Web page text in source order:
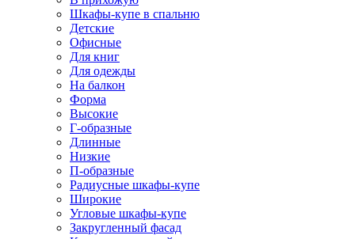
Шкафы-купе в спальню
Детские
Офисные
Для книг
Для одежды
На балкон
Форма
Высокие
Г-образные
Длинные
Низкие
П-образные
Радиусные шкафы-купе
Широкие
Угловые шкафы-купе
Закругленный фасад